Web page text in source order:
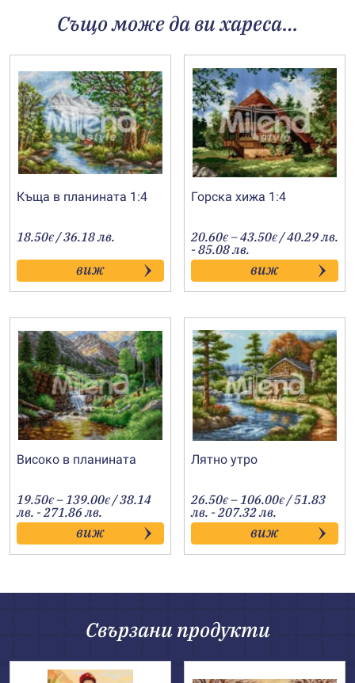
Също може да ви хареса…
Къща в планината 1:4
18.50€ / 36.18 лв.
виж
Горска хижа 1:4
20.60€ –43.50€Price
range:
20.60€
through
43.50€
/ 40.29 лв.
- 85.08 лв.
виж
Високо в планината
19.50€ –139.00€Price
range:
19.50€
through
139.00€
/ 38.14
лв. - 271.86 лв.
виж
Лятно утро
26.50€ –106.00€Price
range:
26.50€
through
106.00€
/ 51.83
лв. - 207.32 лв.
виж
Свързани продукти